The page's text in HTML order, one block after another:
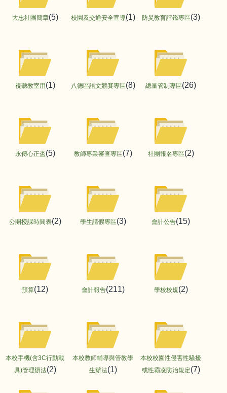
大忠社團簡章(5) 校園及交通安全宣導(1) 防災教育評鑑專區(3)
視聽教室用 (1) 八德區語文競賽專區(8) 總量管制專區(26)
永傳心正盃(5) 教師專業審查專區(7) 社團報名專區(2)
公開授課時間表(2) 學生請假專區(3) 會計公告(15)
預算(12) 會計報告(211) 學校校規(2)
本校手機(含3C行動載
具)管理辦法(2)
本校教師輔導與管教學
生辦法(1)
本校校園性侵害性騷擾
或性霸凌防治規定(7)